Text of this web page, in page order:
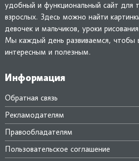
удобный и функциональный сайт для
взрослых. Здесь можно найти
девочек и мальчиков, уроки
Мы каждый день развиваемся, чтобы
интересным и полезным.
Информация
Обратная связь
Рекламодателям
Правообладателям
Пользовательское соглашение